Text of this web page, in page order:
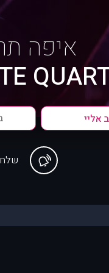
איפה